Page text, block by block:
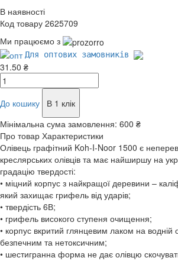
В наявності
Код товару 2625709
Ми працюємо з
Для оптових замовників
31.50 ₴
До кошику
В 1 клік
Мінімальна сума замовлення: 600 ₴
Про товар Характеристики
Олівець графітний Koh-I-Noor 1500 є
креслярських олівців та має найширшу на
градацію твердості:
• міцний корпус з найкращої деревини –
який захищає грифель від ударів;
• твердість 6В;
• грифель високого ступеня очищення;
• корпус вкритий глянцевим лаком на водній
безпечним та нетоксичним;
• шестигранна форма не дає олівцю